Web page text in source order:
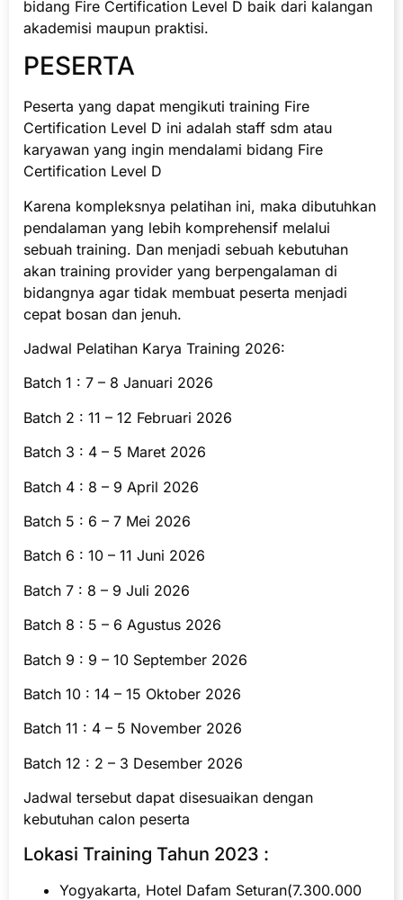
bidang Fire Certification Level D baik dari kalangan
akademisi maupun praktisi.
PESERTA
Peserta yang dapat mengikuti training Fire
Certification Level D ini adalah staff sdm atau
karyawan yang ingin mendalami bidang Fire
Certification Level D
Karena kompleksnya pelatihan ini, maka dibutuhkan
pendalaman yang lebih komprehensif melalui
sebuah training. Dan menjadi sebuah kebutuhan
akan training provider yang berpengalaman di
bidangnya agar tidak membuat peserta menjadi
cepat bosan dan jenuh.
Jadwal Pelatihan Karya Training 2026:
Batch 1 : 7 – 8 Januari 2026
Batch 2 : 11 – 12 Februari 2026
Batch 3 : 4 – 5 Maret 2026
Batch 4 : 8 – 9 April 2026
Batch 5 : 6 – 7 Mei 2026
Batch 6 : 10 – 11 Juni 2026
Batch 7 : 8 – 9 Juli 2026
Batch 8 : 5 – 6 Agustus 2026
Batch 9 : 9 – 10 September 2026
Batch 10 : 14 – 15 Oktober 2026
Batch 11 : 4 – 5 November 2026
Batch 12 : 2 – 3 Desember 2026
Jadwal tersebut dapat disesuaikan dengan
kebutuhan calon peserta
Lokasi Training Tahun 2023 :
Yogyakarta, Hotel Dafam Seturan(7.300.000